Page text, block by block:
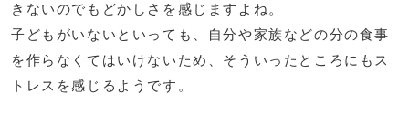
きないのでもどかしさを感じますよね。
子どもがいないといっても、自分や家族などの分の食事
を作らなくてはいけないため、そういったところにもス
トレスを感じるようです。